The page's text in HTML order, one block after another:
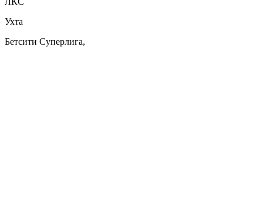
Ухта
Бетсити Суперлига,